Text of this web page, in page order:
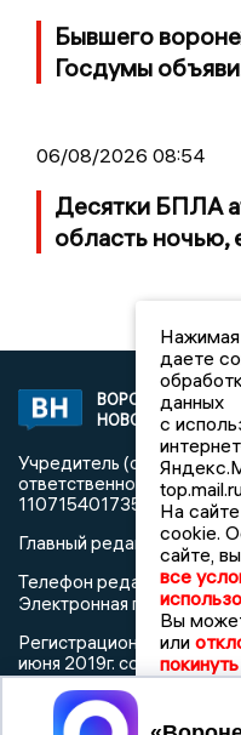
Бывшего
Госдумы
06/08/2026 08:54
Десятки БПЛА
область ночью,
ВОРОНЕЖСКИЕ
НОВОСТИ
Учредитель
ответственностью
1107154017354)
Главный редактор:
Телефон редакции: +7
Электронная почта
Регистрационный
июня 2019г. согласно
зарегистрированных
выдана Федеральной
информационных
Нажимая
даете
данных
с
На
cookie.
сайте,
все
Вы
или